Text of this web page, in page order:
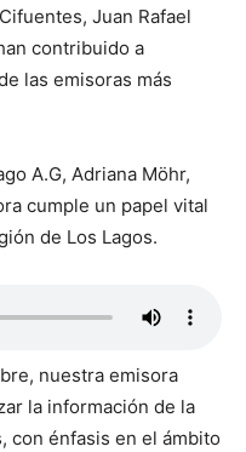
Juan Rafael
contribuido a
las emisoras más
A.G, Adriana Möhr,
cumple un papel vital
de Los Lagos.
nuestra emisora
la información de la
con énfasis en el ámbito